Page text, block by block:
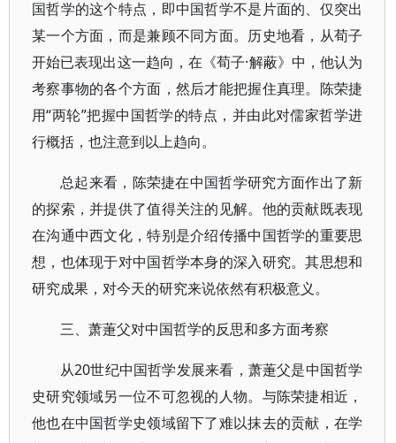
国哲学的这个特点，即中国哲学不是片面的、仅突出
某一个方面，而是兼顾不同方面。历史地看，从荀子
开始已表现出这一趋向，在《荀子·解蔽》中，他认为
考察事物的各个方面，然后才能把握住真理。陈荣捷
用“两轮”把握中国哲学的特点，并由此对儒家哲学进
行概括，也注意到以上趋向。
总起来看，陈荣捷在中国哲学研究方面作出了新
的探索，并提供了值得关注的见解。他的贡献既表现
在沟通中西文化，特别是介绍传播中国哲学的重要思
想，也体现于对中国哲学本身的深入研究。其思想和
研究成果，对今天的研究来说依然有积极意义。
三、萧萐父对中国哲学的反思和多方面考察
从20世纪中国哲学发展来看，萧萐父是中国哲学
史研究领域另一位不可忽视的人物。与陈荣捷相近，
他也在中国哲学史领域留下了难以抹去的贡献，在学